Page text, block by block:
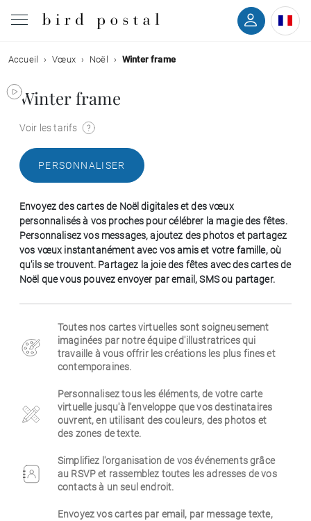
Mariage
Naissance
Communion
Décès
Anniversaire
Entreprise
Accueil Vœux Noël Winter frame
Winter frame
Voir les tarifs
PERSONNALISER
Envoyez des cartes de Noël digitales et des vœux
personnalisés à vos proches pour célébrer la magie des fêtes.
Personnalisez vos messages, ajoutez des photos et partagez
vos vœux instantanément avec vos amis et votre famille, où
qu'ils se trouvent. Partagez la joie des fêtes avec des cartes de
Noël que vous pouvez envoyer par email, SMS ou partager.
Toutes nos cartes virtuelles sont soigneusement
imaginées par notre équipe d'illustratrices qui
travaille à vous offrir les créations les plus fines et
contemporaines.
Personnalisez tous les éléments, de votre carte
virtuelle jusqu'à l'enveloppe que vos destinataires
ouvrent, en utilisant des couleurs, des photos et
des zones de texte.
Simplifiez l'organisation de vos événements grâce
au RSVP et rassemblez toutes les adresses de vos
contacts à un seul endroit.
Envoyez vos cartes par email, par message texte,